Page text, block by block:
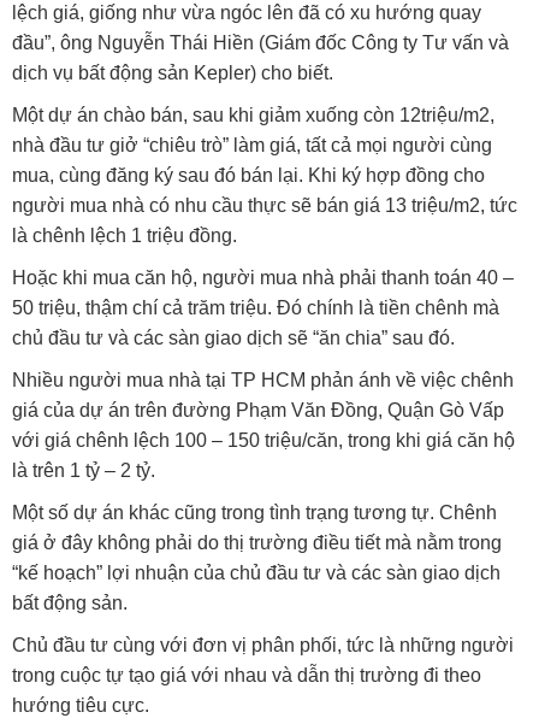
lệch giá, giống như vừa ngóc lên đã có xu hướng quay
đầu”, ông Nguyễn Thái Hiền (Giám đốc Công ty Tư vấn và
dịch vụ bất động sản Kepler) cho biết.
Một dự án chào bán, sau khi giảm xuống còn 12triệu/m2,
nhà đầu tư giở “chiêu trò” làm giá, tất cả mọi người cùng
mua, cùng đăng ký sau đó bán lại. Khi ký hợp đồng cho
người mua nhà có nhu cầu thực sẽ bán giá 13 triệu/m2, tức
là chênh lệch 1 triệu đồng.
Hoặc khi mua căn hộ, người mua nhà phải thanh toán 40 –
50 triệu, thậm chí cả trăm triệu. Đó chính là tiền chênh mà
chủ đầu tư và các sàn giao dịch sẽ “ăn chia” sau đó.
Nhiều người mua nhà tại TP HCM phản ánh về việc chênh
giá của dự án trên đường Phạm Văn Đồng, Quận Gò Vấp
với giá chênh lệch 100 – 150 triệu/căn, trong khi giá căn hộ
là trên 1 tỷ – 2 tỷ.
Một số dự án khác cũng trong tình trạng tương tự. Chênh
giá ở đây không phải do thị trường điều tiết mà nằm trong
“kế hoạch” lợi nhuận của chủ đầu tư và các sàn giao dịch
bất động sản.
Chủ đầu tư cùng với đơn vị phân phối, tức là những người
trong cuộc tự tạo giá với nhau và dẫn thị trường đi theo
hướng tiêu cực.